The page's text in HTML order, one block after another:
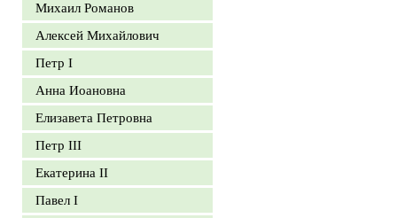
Михаил Романов
Алексей Михайлович
Петр I
Анна Иоановна
Елизавета Петровна
Петр III
Екатерина II
Павел I